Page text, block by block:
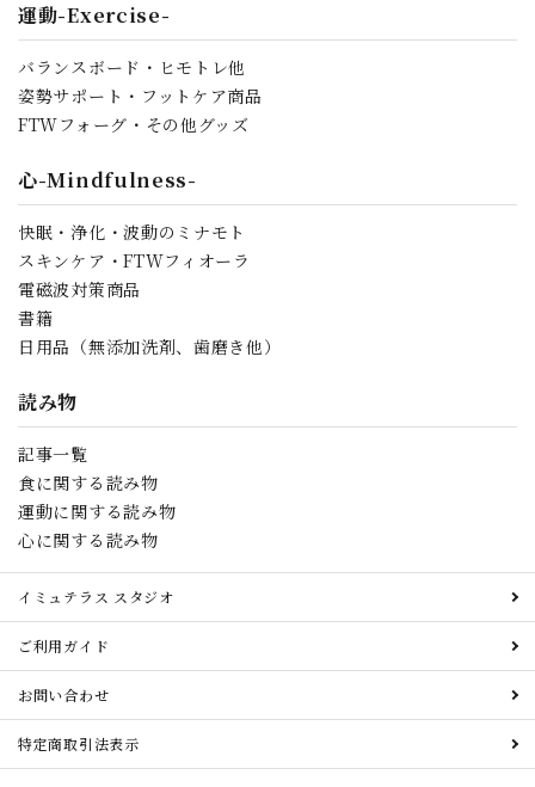
運動-Exercise-
バランスボード・ヒモトレ他
姿勢サポート・フットケア商品
FTWフォーグ・その他グッズ
心-Mindfulness-
快眠・浄化・波動のミナモト
スキンケア・FTWフィオーラ
電磁波対策商品
書籍
日用品（無添加洗剤、歯磨き他）
読み物
記事一覧
食に関する読み物
運動に関する読み物
心に関する読み物
イミュテラス スタジオ
ご利用ガイド
お問い合わせ
特定商取引法表示